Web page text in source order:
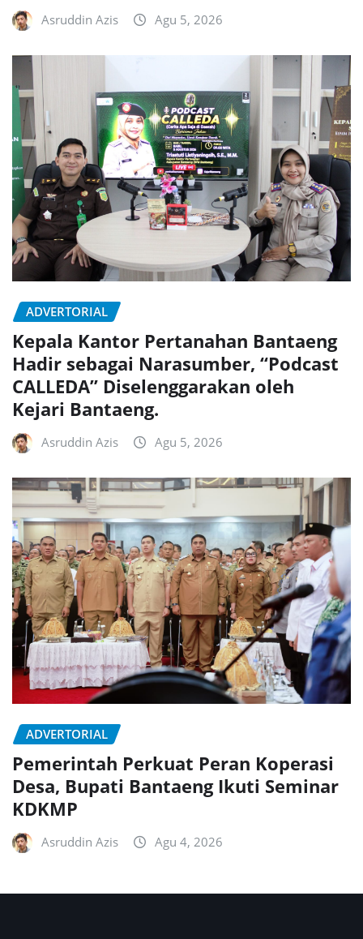
Asruddin Azis Agu 5, 2026
ADVERTORIAL
Kepala Kantor Pertanahan Bantaeng
Hadir sebagai Narasumber, “Podcast
CALLEDA” Diselenggarakan oleh
Kejari Bantaeng.
Asruddin Azis Agu 5, 2026
ADVERTORIAL
Pemerintah Perkuat Peran Koperasi
Desa, Bupati Bantaeng Ikuti Seminar
KDKMP
Asruddin Azis Agu 4, 2026